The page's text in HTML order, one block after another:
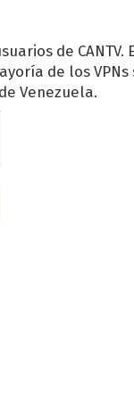
de CANTV.
de los VPNs
Venezuela.